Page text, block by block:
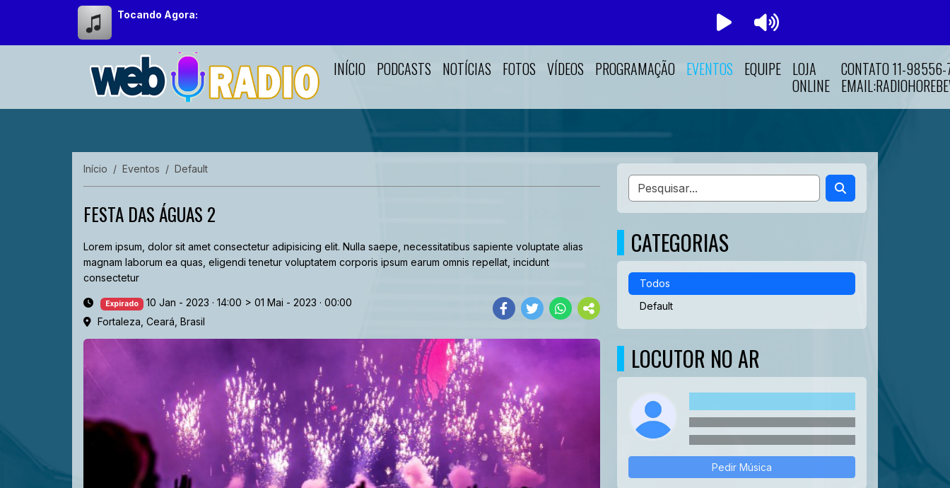
Tocando Agora:
INÍCIO PODCASTS NOTÍCIAS FOTOS VÍDEOS PROGRAMAÇÃO EVENTOS EQUIPE LOJA
ONLINE
CONTATO 11-
Início Eventos Default
FESTA DAS ÁGUAS 2
Lorem ipsum, dolor sit amet consectetur adipisicing elit. Nulla saepe, necessitatibus sapiente voluptate alias
magnam laborum ea quas, eligendi tenetur voluptatem corporis ipsum earum omnis repellat, incidunt
consectetur
Expirado 10 Jan - 2023 · 14:00 > 01 Mai - 2023 · 00:00
Fortaleza, Ceará, Brasil
CATEGORIAS
Todos
Default
LOCUTOR NO AR
Pedir Música